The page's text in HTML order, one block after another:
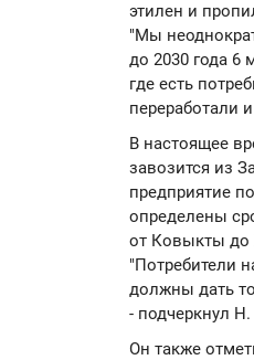
этилен и
"Мы
до 2030 года 6
где есть
переработали
В настоящее
завозится из
предприятие
определены
от Ковыкты до
"Потребители
должны дать
- подчеркнул
Он также